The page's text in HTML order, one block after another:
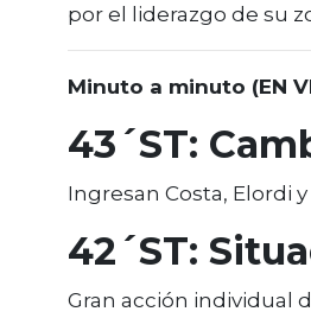
por el liderazgo de su
Minuto a minuto (EN
43´ST:
Ingresan Costa, Elordi
42´ST:
Gran acción individual